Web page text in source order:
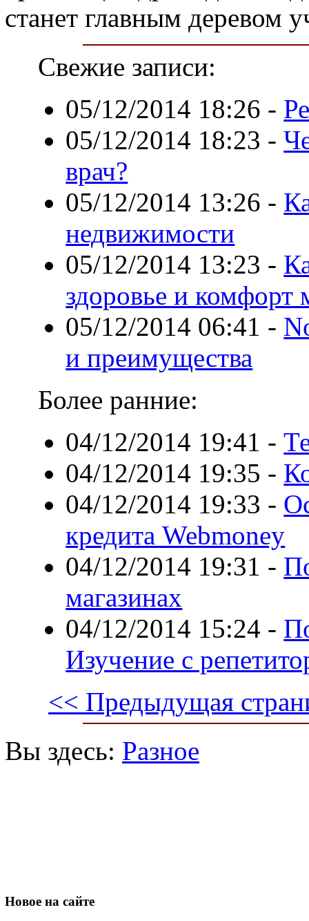
станет главным деревом
Свежие записи:
05/12/2014 18:26 -
05/12/2014 18:23 -
врач?
05/12/2014 13:26 -
недвижимости
05/12/2014 13:23 -
здоровье и
05/12/2014 06:41 -
и преимущества
Более ранние:
04/12/2014 19:41 -
04/12/2014 19:35 -
04/12/2014 19:33 -
кредита Webmoney
04/12/2014 19:31 -
магазинах
04/12/2014 15:24 -
Изучение с
<< Предыдущая
Вы здесь: Разное
Новое на сайте